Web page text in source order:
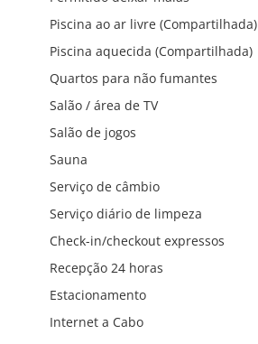
Piscina ao ar livre (Compartilhada)
Piscina aquecida (Compartilhada)
Quartos para não fumantes
Salão / área de TV
Salão de jogos
Sauna
Serviço de câmbio
Serviço diário de limpeza
Check-in/checkout expressos
Recepção 24 horas
Estacionamento
Internet a Cabo